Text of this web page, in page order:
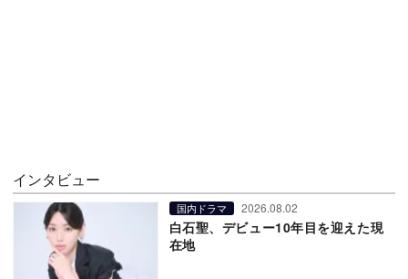
インタビュー
国内ドラマ 2026.08.02
白石聖、デビュー10年目を迎えた現
在地